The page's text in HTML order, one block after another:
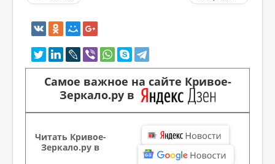
Самое важное на сайте Кривое-
Зеркало.ру в
Читать Кривое-
Зеркало.ру в